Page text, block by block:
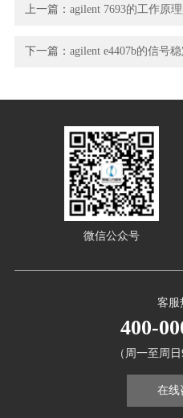
上一篇：agilent 7693的工作原
下一篇：agilent e4407b的信号
客服
400-
（周一至周日
在线
微信公众号